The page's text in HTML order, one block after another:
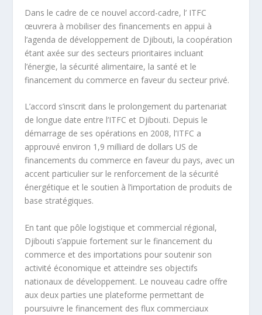
Dans le cadre de ce nouvel accord-cadre, l’ ITFC
œuvrera à mobiliser des financements en appui à
l’agenda de développement de Djibouti, la coopération
étant axée sur des secteurs prioritaires incluant
l’énergie, la sécurité alimentaire, la santé et le
financement du commerce en faveur du secteur privé.
L’accord s’inscrit dans le prolongement du partenariat
de longue date entre l’ITFC et Djibouti. Depuis le
démarrage de ses opérations en 2008, l’ITFC a
approuvé environ 1,9 milliard de dollars US de
financements du commerce en faveur du pays, avec un
accent particulier sur le renforcement de la sécurité
énergétique et le soutien à l’importation de produits de
base stratégiques.
En tant que pôle logistique et commercial régional,
Djibouti s’appuie fortement sur le financement du
commerce et des importations pour soutenir son
activité économique et atteindre ses objectifs
nationaux de développement. Le nouveau cadre offre
aux deux parties une plateforme permettant de
poursuivre le financement des flux commerciaux